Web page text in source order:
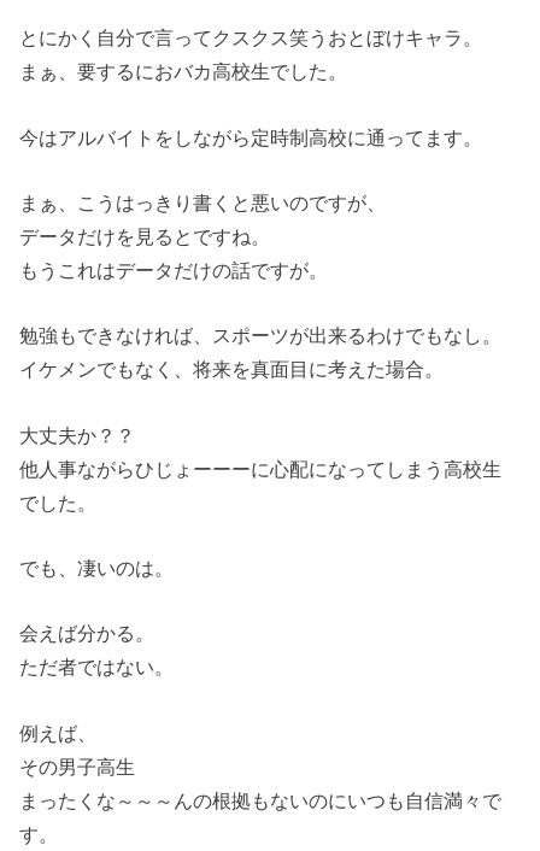
とにかく自分で言ってクスクス笑うおとぼけキャラ。
まぁ、要するにおバカ高校生でした。
今はアルバイトをしながら定時制高校に通ってます。
まぁ、こうはっきり書くと悪いのですが、
データだけを見るとですね。
もうこれはデータだけの話ですが。
勉強もできなければ、スポーツが出来るわけでもなし。
イケメンでもなく、将来を真面目に考えた場合。
大丈夫か？？
他人事ながらひじょーーーに心配になってしまう高校生
でした。
でも、凄いのは。
会えば分かる。
ただ者ではない。
例えば、
その男子高生
まったくな～～～んの根拠もないのにいつも自信満々で
す。